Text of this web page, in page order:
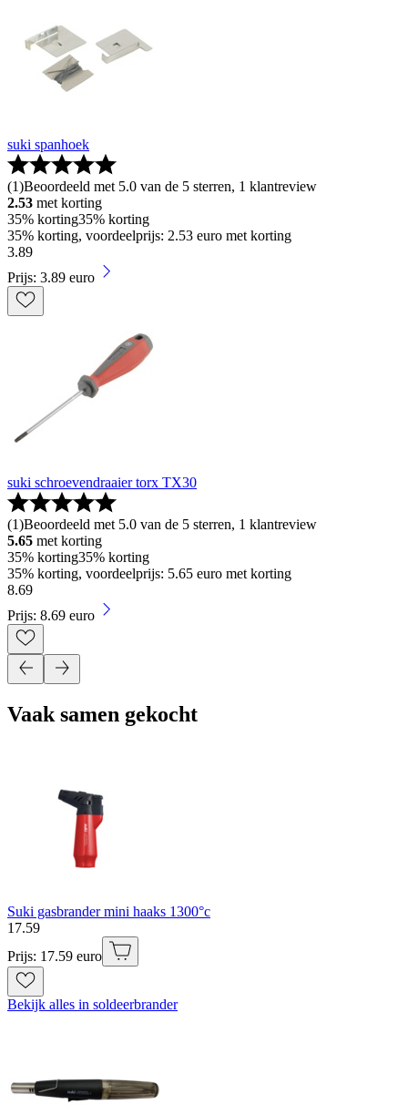
suki spanhoek
(1)Beoordeeld met 5.0 van de 5 sterren, 1 klantreview
2.53 met korting
35% korting35% korting
35% korting, voordeelprijs: 2.53 euro met korting
3.89
Prijs: 3.89 euro
suki schroevendraaier torx TX30
(1)Beoordeeld met 5.0 van de 5 sterren, 1 klantreview
5.65 met korting
35% korting35% korting
35% korting, voordeelprijs: 5.65 euro met korting
8.69
Prijs: 8.69 euro
Vaak samen gekocht
Suki gasbrander mini haaks 1300°c
17.59
Prijs: 17.59 euro
Bekijk alles in soldeerbrander